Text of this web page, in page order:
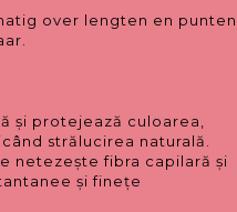
over lengten en punten
și protejează culoarea,
strălucirea naturală.
netezește fibra capilară și
și finețe